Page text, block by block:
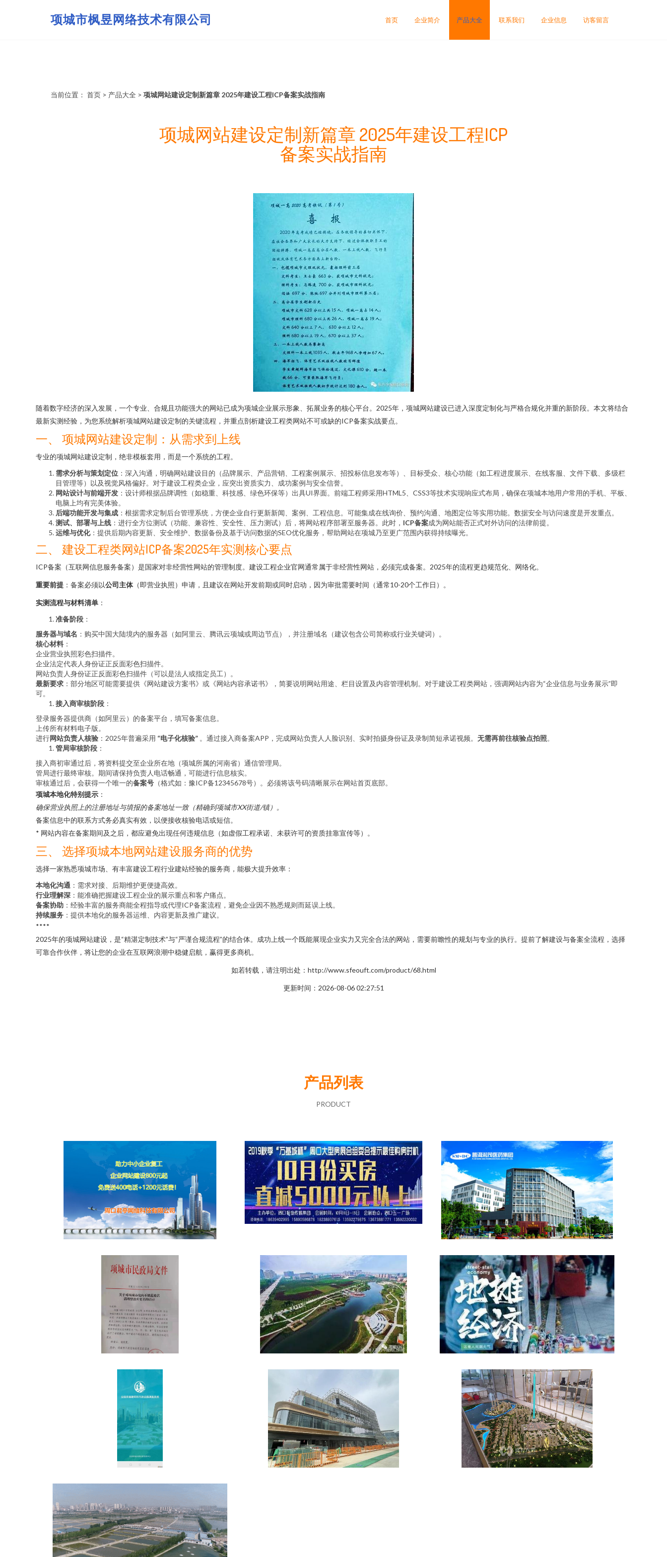
项城市枫昱网络技术有限公司 首页 企业简介 产品大全 联系我们 企业信息 访客留言
当前位置： 首页 > 产品大全 > 项城网站建设定制新篇章 2025年建设工程ICP备案实战指南
项城网站建设定制新篇章 2025年建设工程ICP
备案实战指南
随着数字经济的深入发展，一个专业、合规且功能强大的网站已成为项城企业展示形象、拓展业务的核心平台。2025年，项城网站建设已进入深度定制化与严格合规化并重的新阶段。本文将结合
最新实测经验，为您系统解析项城网站建设定制的关键流程，并重点剖析建设工程类网站不可或缺的ICP备案实战要点。
一、 项城网站建设定制：从需求到上线
专业的项城网站建设定制，绝非模板套用，而是一个系统的工程。
需求分析与策划定位 ：深入沟通，明确网站建设目的（品牌展示、产品营销、工程案例展示、招投标信息发布等）、目标受众、核心功能（如工程进度展示、在线客服、文件下载、多级栏
目管理等）以及视觉风格偏好。对于建设工程类企业，应突出资质实力、成功案例与安全信誉。
网站设计与前端开发 ：设计师根据品牌调性（如稳重、科技感、绿色环保等）出具UI界面。前端工程师采用HTML5、CSS3等技术实现响应式布局，确保在项城本地用户常用的手机、平板、
电脑上均有完美体验。
后端功能开发与集成 ：根据需求定制后台管理系统，方便企业自行更新新闻、案例、工程信息。可能集成在线询价、预约沟通、地图定位等实用功能。数据安全与访问速度是开发重点。
测试、部署与上线 ：进行全方位测试（功能、兼容性、安全性、压力测试）后，将网站程序部署至服务器。此时， ICP备案成为网站能否正式对外访问的法律前提。
运维与优化：提供后期内容更新、安全维护、数据备份及基于访问数据的SEO优化服务，帮助网站在项城乃至更广范围内获得持续曝光。
二、 建设工程类网站ICP备案2025年实测核心要点
ICP备案（互联网信息服务备案）是国家对非经营性网站的管理制度。建设工程企业官网通常属于非经营性网站，必须完成备案。2025年的流程更趋规范化、网络化。
重要前提 ：备案必须以公司主体（即营业执照）申请，且建议在网站开发前期或同时启动，因为审批需要时间（通常10-20个工作日）。
实测流程与材料清单 ：
准备阶段 ：
服务器与域名 ：购买中国大陆境内的服务器（如阿里云、腾讯云项城或周边节点），并注册域名（建议包含公司简称或行业关键词）。
核心材料 ：
企业营业执照彩色扫描件。
企业法定代表人身份证正反面彩色扫描件。
网站负责人身份证正反面彩色扫描件（可以是法人或指定员工）。
最新要求 ：部分地区可能需要提供《网站建设方案书》或《网站内容承诺书》，简要说明网站用途、栏目设置及内容管理机制。对于建设工程类网站，强调网站内容为“企业信息与业务展示”即
可。
接入商审核阶段 ：
登录服务器提供商（如阿里云）的备案平台，填写备案信息。
上传所有材料电子版。
进行网站负责人核验 ：2025年普遍采用 “电子化核验” 。通过接入商备案APP，完成网站负责人人脸识别、实时拍摄身份证及录制简短承诺视频。 无需再前往核验点拍照。
管局审核阶段 ：
接入商初审通过后，将资料提交至企业所在地（项城所属的河南省）通信管理局。
管局进行最终审核。期间请保持负责人电话畅通，可能进行信息核实。
审核通过后，会获得一个唯一的备案号 （格式如：豫ICP备12345678号）。必须将该号码清晰展示在网站首页底部。
项城本地化特别提示 ：
确保营业执照上的注册地址与填报的备案地址一致（精确到项城市XX街道/镇）。
备案信息中的联系方式务必真实有效，以便接收核验电话或短信。
* 网站内容在备案期间及之后，都应避免出现任何违规信息（如虚假工程承诺、未获许可的资质挂靠宣传等）。
三、 选择项城本地网站建设服务商的优势
选择一家熟悉项城市场、有丰富建设工程行业建站经验的服务商，能极大提升效率：
本地化沟通 ：需求对接、后期维护更便捷高效。
行业理解深 ：能准确把握建设工程企业的展示重点和客户痛点。
备案协助 ：经验丰富的服务商能全程指导或代理ICP备案流程，避免企业因不熟悉规则而延误上线。
持续服务 ：提供本地化的服务器运维、内容更新及推广建议。
****
2025年的项城网站建设，是“精湛定制技术”与“严谨合规流程”的结合体。成功上线一个既能展现企业实力又完全合法的网站，需要前瞻性的规划与专业的执行。提前了解建设与备案全流程，选择
可靠合作伙伴，将让您的企业在互联网浪潮中稳健启航，赢得更多商机。
如若转载，请注明出处：http://www.sfeouft.com/product/68.html
更新时间：2026-08-06 02:27:51
产品列表
PRODUCT